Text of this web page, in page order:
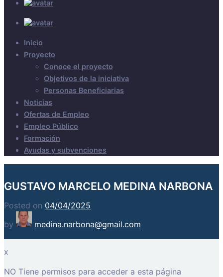
Inicio
Proyecto
Conoce el proyecto
Objetivos de la iniciativa
Personas Beneficiarias
Noticias
Ofertas de Empleo
Empleo Público
Formación
Ayudas y subvenciones
GUSTAVO MARCELO MEDINA NARBONA
Posted on 04/04/2025
by
medina.narbona@gmail.com
x
NO Tiene permisos para acceder a esta página